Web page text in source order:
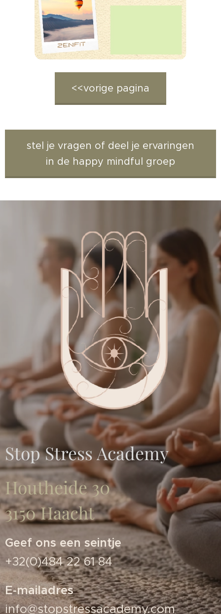
<<vorige pagina
stel je vragen of deel je ervaringen
in de happy mindful groep
Stop Stress Academy
Houtheide 30
3150 Haacht
Geef ons een seintje
+32(0)484 22 61 84
E-mailadres
info@stopstressacademy.com